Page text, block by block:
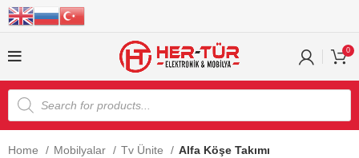
0
Home Mobilyalar Tv Ünite Alfa Köşe Takımı